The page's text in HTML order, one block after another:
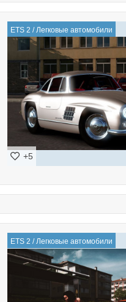
ETS 2 / Легковые автомобили
+5
ETS 2 /Легковые автомобили